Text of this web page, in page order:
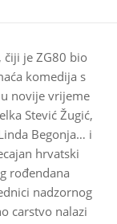
čiji je ZG80 bio
komedija s
novije vrijeme
Stević Žugić,
Begonja… i
hrvatski
rođendana
nadzornog
carstvo nalazi